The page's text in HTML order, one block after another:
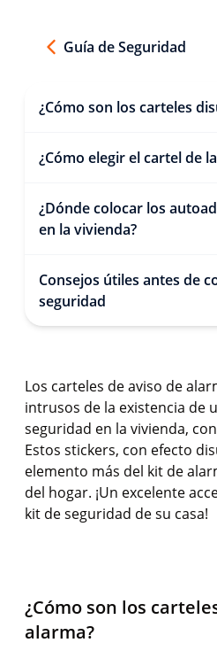
Guía de Seguridad
¿Cómo son los carteles
¿Cómo elegir el cartel de
¿Dónde colocar los
en la vivienda?
Consejos útiles antes de
seguridad
Los carteles de aviso de
intrusos de la existencia de
seguridad en la vivienda,
Estos stickers, con efecto
elemento más del kit de
del hogar. ¡Un excelente
kit de seguridad de su casa!
¿Cómo son los
alarma?